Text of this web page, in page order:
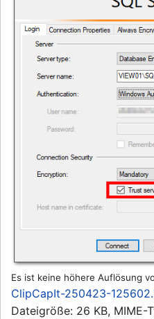
Es ist keine höhere Auflösung
ClipCapIt-250423-
Dateigröße: 26 KB, MIME-